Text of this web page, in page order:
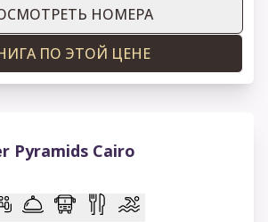
НОМЕРА
ПО ЭТОЙ ЦЕНЕ
Pyramids Cairo